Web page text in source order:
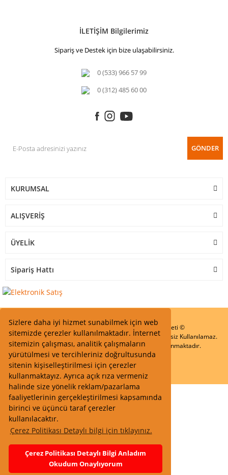
Sizlere daha iyi hizmet sunabilmek için web
sitemizde çerezler kullanılmaktadır. İnternet
sitemizin çalışması, analitik çalışmaların
yürütülmesi ve tercihleriniz doğrultusunda
sitenin kişiselleştirilmesi için çerezler
kullanmaktayız. Ayrıca açık rıza vermeniz
halinde size yönelik reklam/pazarlama
faaliyetlerinin gerçekleştirilmesi kapsamında
birinci ve üçüncü taraf çerezler
kullanılacaktır.
Çerez Politikası Detaylı bilgi için tıklayınız.
Çerez Politikası Detaylı Bilgi Anladım
Okudum Onaylıyorum
Whatsapp
İLETİŞİM Bilgilerimiz
Sipariş ve Destek için bize ulaşabilirsiniz.
0 (533) 966 57 99
0 (312) 485 60 00
GÖNDER
KURUMSAL
ALIŞVERİŞ
ÜYELİK
Sipariş Hattı
Start Elektronik Sanayi ve Ticaret Limited Şirketi ©
Resimler Yazılar ve İçeriklerin Tüm hakları saklıdır ve İzinsiz Kullanılamaz.
Kredi kartı bilgileriniz 256bit SSL Sertifikası ile Korunmaktadır.